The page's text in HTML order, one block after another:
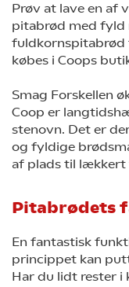
Prøv at lave en af
pitabrød med fyld
fuldkornspitabrød
købes i Coops
Smag Forskellen
Coop er
stenovn. Det er
og fyldige
af plads til
Pitabrødets
En fantastisk
princippet kan
Har du lidt rester i